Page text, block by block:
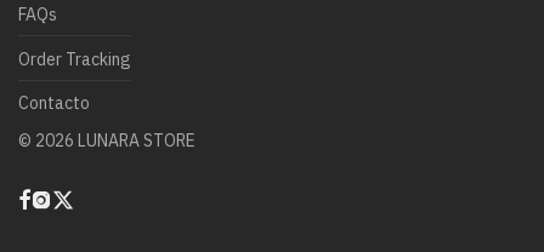
FAQs
Order Tracking
Contacto
© 2026 LUNARA STORE